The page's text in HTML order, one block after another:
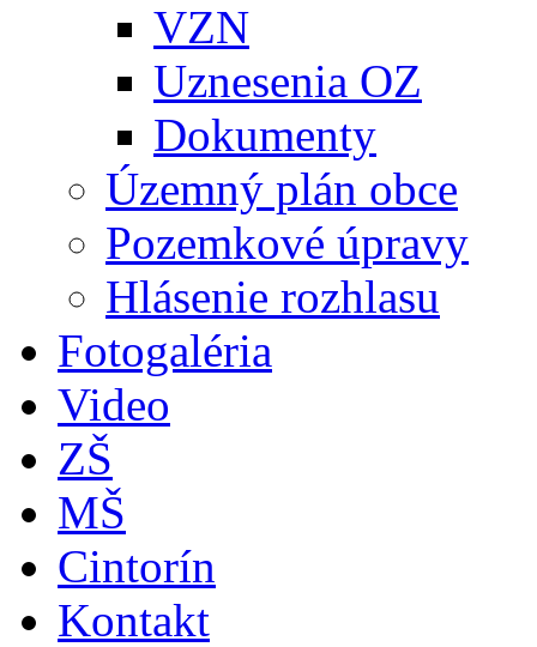
VZN
Uznesenia OZ
Dokumenty
Územný plán obce
Pozemkové úpravy
Hlásenie rozhlasu
Fotogaléria
Video
ZŠ
MŠ
Cintorín
Kontakt